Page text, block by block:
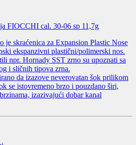
FIOCCHI cal. 30-06 sp 11,7g
je skraćenica za Expansion Plastic Nose
ekspanzivni plastični/polimerski nos.
npr. Hornady SST zrno su upoznati sa
i sličnih tipova zrna.
da izazove neverovatan šok prilikom
se istovremeno brzo i pouzdano širi,
izazivajući dobar kanal